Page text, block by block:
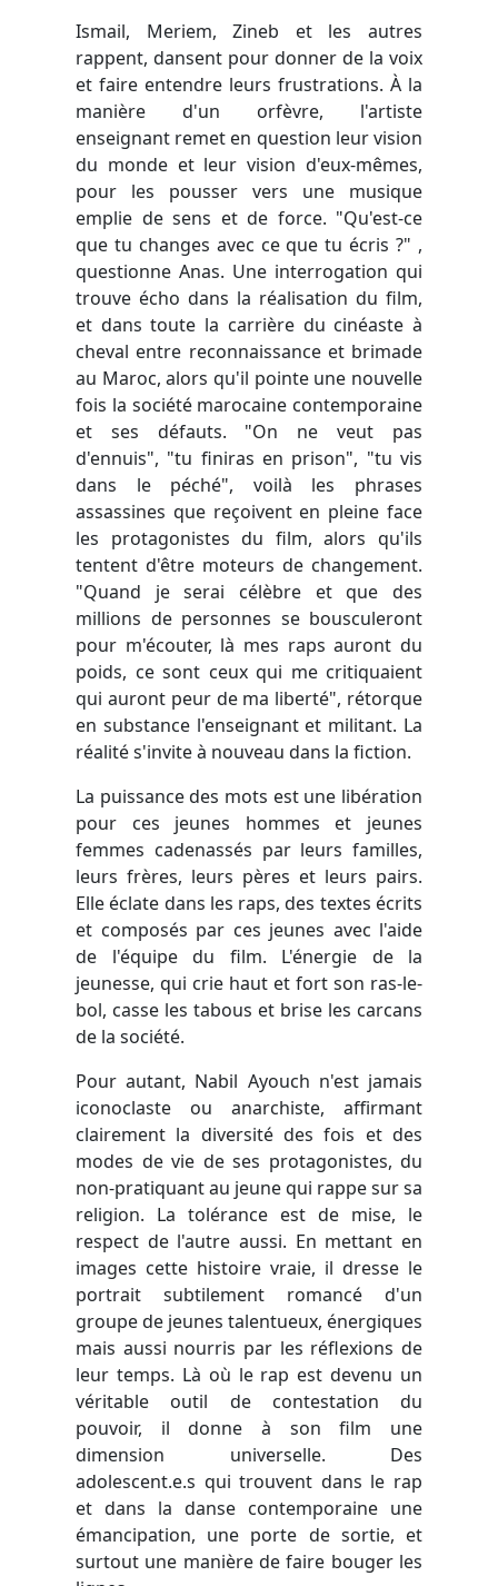
Ismail, Meriem, Zineb et les autres
rappent, dansent pour donner de la voix
et faire entendre leurs frustrations. À la
manière d'un orfèvre, l'artiste
enseignant remet en question leur vision
du monde et leur vision d'eux-mêmes,
pour les pousser vers une musique
emplie de sens et de force. "Qu'est-ce
que tu changes avec ce que tu écris ?" ,
questionne Anas. Une interrogation qui
trouve écho dans la réalisation du film,
et dans toute la carrière du cinéaste à
cheval entre reconnaissance et brimade
au Maroc, alors qu'il pointe une nouvelle
fois la société marocaine contemporaine
et ses défauts. "On ne veut pas
d'ennuis", "tu finiras en prison", "tu vis
dans le péché", voilà les phrases
assassines que reçoivent en pleine face
les protagonistes du film, alors qu'ils
tentent d'être moteurs de changement.
"Quand je serai célèbre et que des
millions de personnes se bousculeront
pour m'écouter, là mes raps auront du
poids, ce sont ceux qui me critiquaient
qui auront peur de ma liberté", rétorque
en substance l'enseignant et militant. La
réalité s'invite à nouveau dans la fiction.
La puissance des mots est une libération
pour ces jeunes hommes et jeunes
femmes cadenassés par leurs familles,
leurs frères, leurs pères et leurs pairs.
Elle éclate dans les raps, des textes écrits
et composés par ces jeunes avec l'aide
de l'équipe du film. L'énergie de la
jeunesse, qui crie haut et fort son ras-le-
bol, casse les tabous et brise les carcans
de la société.
Pour autant, Nabil Ayouch n'est jamais
iconoclaste ou anarchiste, affirmant
clairement la diversité des fois et des
modes de vie de ses protagonistes, du
non-pratiquant au jeune qui rappe sur sa
religion. La tolérance est de mise, le
respect de l'autre aussi. En mettant en
images cette histoire vraie, il dresse le
portrait subtilement romancé d'un
groupe de jeunes talentueux, énergiques
mais aussi nourris par les réflexions de
leur temps. Là où le rap est devenu un
véritable outil de contestation du
pouvoir, il donne à son film une
dimension universelle. Des
adolescent.e.s qui trouvent dans le rap
et dans la danse contemporaine une
émancipation, une porte de sortie, et
surtout une manière de faire bouger les